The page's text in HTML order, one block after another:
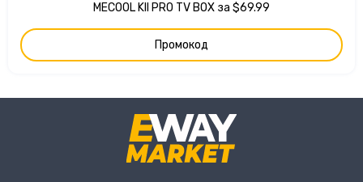
MECOOL KII PRO TV BOX за $69.99
Промокод